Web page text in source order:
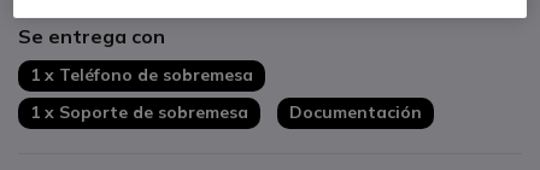
Se entrega con
1 x Teléfono de sobremesa
1 x Soporte de sobremesa
Documentación